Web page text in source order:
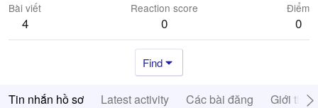
Bài viết
4
Reaction score
0
Điểm
0
Find
Tin nhắn hồ sơ Latest activity Các bài đăng Giới thiệu